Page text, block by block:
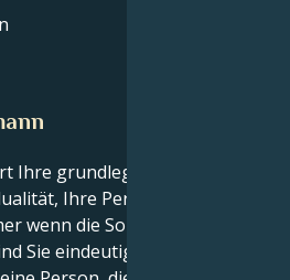
Ihre grundlegende Natur,
Ihre Persönlichkeit und
wenn die Sonne im
Sie eindeutig und